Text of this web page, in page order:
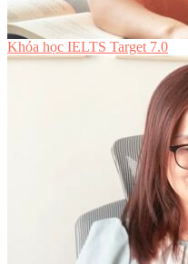
Khóa học IELTS Target 7.0